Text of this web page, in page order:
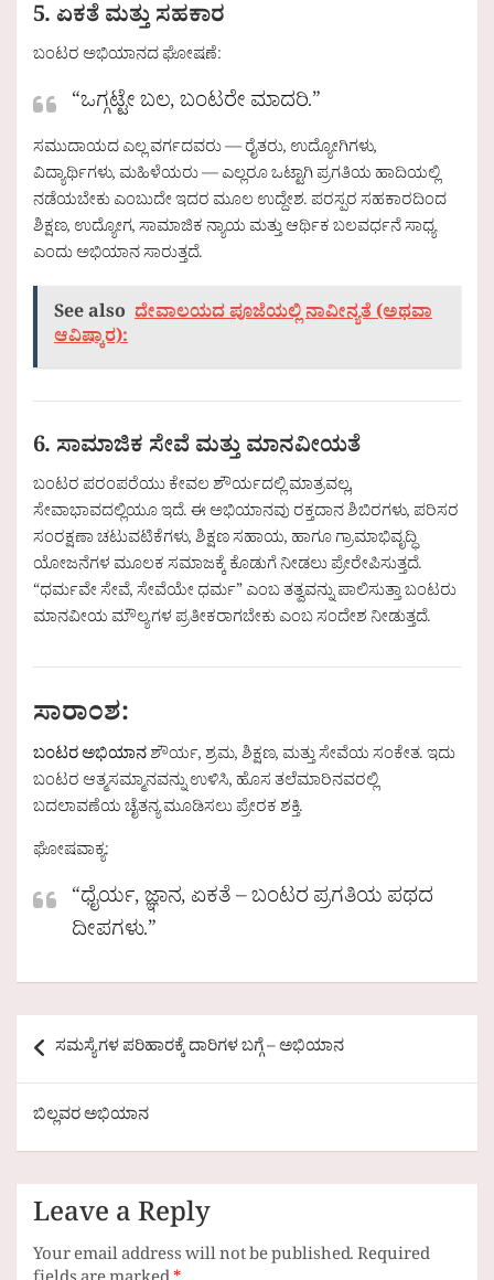
5. ಏಕತೆ ಮತ್ತು ಸಹಕಾರ
ಬಂಟರ ಅಭಿಯಾನದ ಘೋಷಣೆ:
“ಒಗ್ಗಟ್ಟೇ ಬಲ, ಬಂಟರೇ ಮಾದರಿ.”
ಸಮುದಾಯದ ಎಲ್ಲ ವರ್ಗದವರು — ರೈತರು, ಉದ್ಯೋಗಿಗಳು,
ವಿದ್ಯಾರ್ಥಿಗಳು, ಮಹಿಳೆಯರು — ಎಲ್ಲರೂ ಒಟ್ಟಾಗಿ ಪ್ರಗತಿಯ ಹಾದಿಯಲ್ಲಿ
ನಡೆಯಬೇಕು ಎಂಬುದೇ ಇದರ ಮೂಲ ಉದ್ದೇಶ. ಪರಸ್ಪರ ಸಹಕಾರದಿಂದ
ಶಿಕ್ಷಣ, ಉದ್ಯೋಗ, ಸಾಮಾಜಿಕ ನ್ಯಾಯ ಮತ್ತು ಆರ್ಥಿಕ ಬಲವರ್ಧನೆ ಸಾಧ್ಯ
ಎಂದು ಅಭಿಯಾನ ಸಾರುತ್ತದೆ.
See also ದೇವಾಲಯದ ಪೂಜೆಯಲ್ಲಿ ನಾವೀನ್ಯತೆ (ಅಥವಾ
ಆವಿಷ್ಕಾರ):
6. ಸಾಮಾಜಿಕ ಸೇವೆ ಮತ್ತು ಮಾನವೀಯತೆ
ಬಂಟರ ಪರಂಪರೆಯು ಕೇವಲ ಶೌರ್ಯದಲ್ಲಿ ಮಾತ್ರವಲ್ಲ,
ಸೇವಾಭಾವದಲ್ಲಿಯೂ ಇದೆ. ಈ ಅಭಿಯಾನವು ರಕ್ತದಾನ ಶಿಬಿರಗಳು, ಪರಿಸರ
ಸಂರಕ್ಷಣಾ ಚಟುವಟಿಕೆಗಳು, ಶಿಕ್ಷಣ ಸಹಾಯ, ಹಾಗೂ ಗ್ರಾಮಾಭಿವೃದ್ಧಿ
ಯೋಜನೆಗಳ ಮೂಲಕ ಸಮಾಜಕ್ಕೆ ಕೊಡುಗೆ ನೀಡಲು ಪ್ರೇರೇಪಿಸುತ್ತದೆ.
“ಧರ್ಮವೇ ಸೇವೆ, ಸೇವೆಯೇ ಧರ್ಮ” ಎಂಬ ತತ್ವವನ್ನು ಪಾಲಿಸುತ್ತಾ ಬಂಟರು
ಮಾನವೀಯ ಮೌಲ್ಯಗಳ ಪ್ರತೀಕರಾಗಬೇಕು ಎಂಬ ಸಂದೇಶ ನೀಡುತ್ತದೆ.
ಸಾರಾಂಶ:
ಬಂಟರ ಅಭಿಯಾನಶೌರ್ಯ, ಶ್ರಮ, ಶಿಕ್ಷಣ, ಮತ್ತು ಸೇವೆಯ ಸಂಕೇತ. ಇದು
ಬಂಟರ ಆತ್ಮಸಮ್ಮಾನವನ್ನು ಉಳಿಸಿ, ಹೊಸ ತಲೆಮಾರಿನವರಲ್ಲಿ
ಬದಲಾವಣೆಯ ಚೈತನ್ಯ ಮೂಡಿಸಲು ಪ್ರೇರಕ ಶಕ್ತಿ.
ಘೋಷವಾಕ್ಯ:
“ಧೈರ್ಯ, ಜ್ಞಾನ, ಏಕತೆ – ಬಂಟರ ಪ್ರಗತಿಯ ಪಥದ
ದೀಪಗಳು.”
Post
navigation
ಸಮಸ್ಯೆಗಳ ಪರಿಹಾರಕ್ಕೆ ದಾರಿಗಳ ಬಗ್ಗೆ – ಅಭಿಯಾನ
ಬಿಲ್ಲವರ ಅಭಿಯಾನ
Leave a Reply
Your email address will not be published.Required